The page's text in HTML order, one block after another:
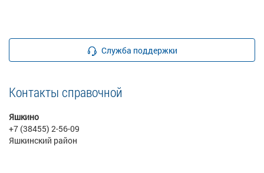
Служба поддержки
Контакты справочной
Яшкино
+7 (38455) 2-56-09
Яшкинский район